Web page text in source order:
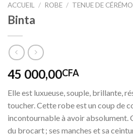
ACCUEIL / ROBE / TENUE DE
Binta
45 000,00CFA
Elle est luxueuse, souple, brillante,
toucher. Cette robe est un coup de
incontournable à avoir absolument.
du brocart ; ses manches et sa